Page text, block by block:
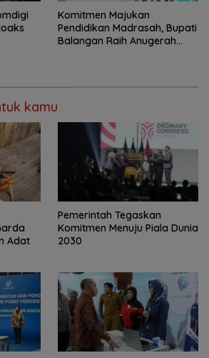
Komitmen Majukan
Pendidikan Madrasah, Bupati
Balangan Raih Anugerah
kamu
Adat
Pemerintah Tegaskan
Komitmen Menuju Piala Dunia
2030